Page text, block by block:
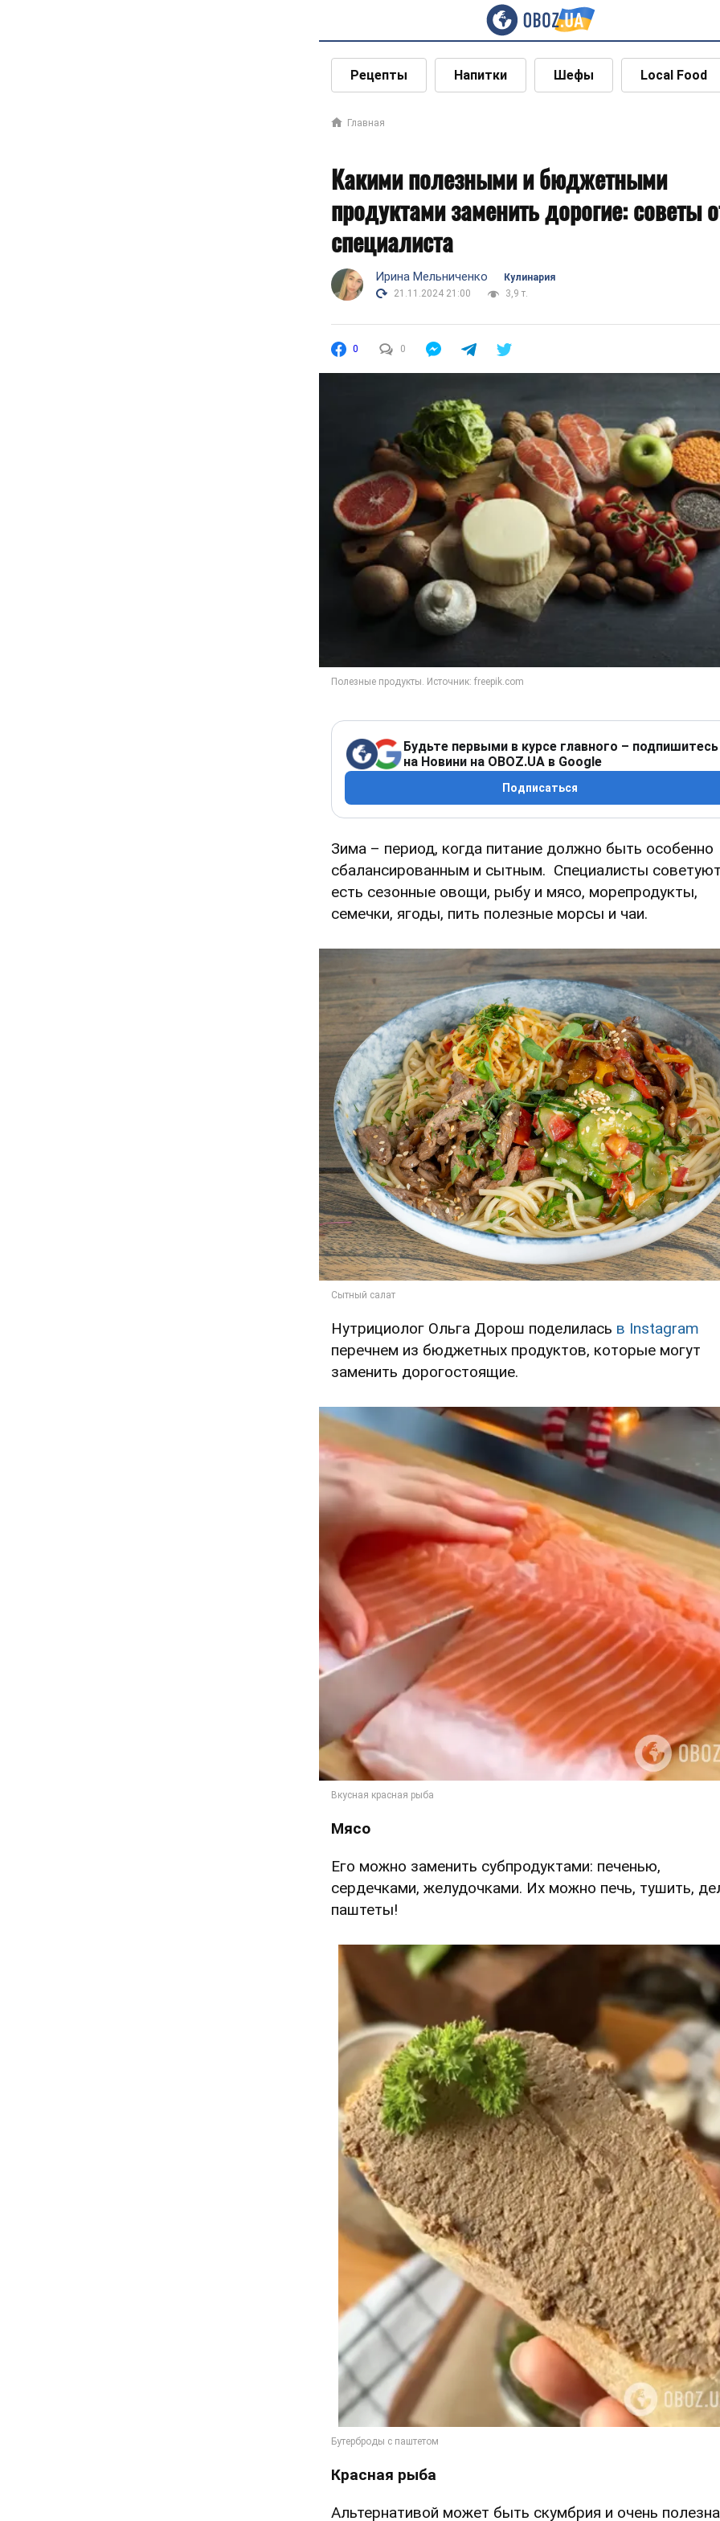
Рецепты Напитки Шефы Local Food
Главная
Какими полезными и бюджетными
продуктами заменить дорогие: советы
специалиста
Ирина Мельниченко
Кулинария
21.11.2024 21:00
3,9 т.
0 0
Будьте первыми в курсе главного – подпишитесь
на Новини на OBOZ.UA в Google
Подписаться
Зима – период, когда питание должно быть особенно
сбалансированным и сытным. Специалисты
есть сезонные овощи, рыбу и мясо, морепродукты,
семечки, ягоды, пить полезные морсы и чаи.
Нутрициолог Ольга Дорош поделилась в Instagram
перечнем из бюджетных продуктов, которые могут
заменить дорогостоящие.
Мясо
Его можно заменить субпродуктами: печенью,
сердечками, желудочками. Их можно печь, тушить,
паштеты!
Красная рыба
Альтернативой может быть скумбрия и очень